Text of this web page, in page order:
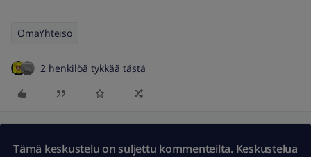
OmaYhteisö
2 henkilöä tykkää tästä
Tämä keskustelu on suljettu kommenteilta. Keskustelua